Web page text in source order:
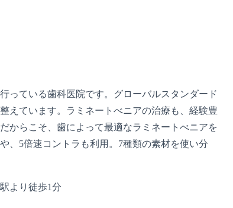
っている歯科医院です。グローバルスタンダード
えています。ラミネートべニアの治療も、経験豊
からこそ、歯によって最適なラミネートべニアを
、5倍速コントラも利用。7種類の素材を使い分
より徒歩1分